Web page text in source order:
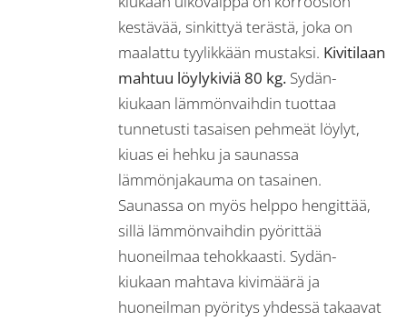
kestävää, sinkittyä terästä, joka on
maalattu tyylikkään mustaksi. Kivitilaan
mahtuu löylykiviä 80 kg. Sydän-
kiukaan lämmönvaihdin tuottaa
tunnetusti tasaisen pehmeät löylyt,
kiuas ei hehku ja saunassa
lämmönjakauma on tasainen.
Saunassa on myös helppo hengittää,
sillä lämmönvaihdin pyörittää
huoneilmaa tehokkaasti. Sydän-
kiukaan mahtava kivimäärä ja
huoneilman pyöritys yhdessä takaavat